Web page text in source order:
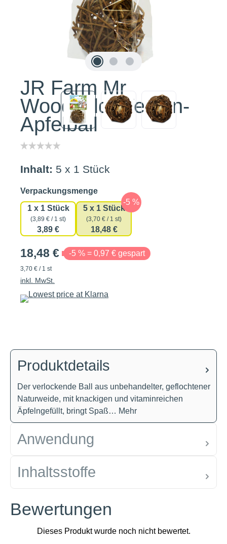
JR Farm Mr
Woodfield Weiden-
Apfelball
Inhalt: 5 x 1 Stück
Verpackungsmengeauswählen
1 x 1 Stück
(3,89 € / 1 st)
3,89 €
5 x 1 Stück
(3,70 € / 1 st)
18,48 €
18,48 € -5 % = 0,97 € gespart
3,70 € / 1 st
inkl. MwSt.
Produktdetails
Der verlockende Ball aus unbehandelter, geflochtener
Naturweide, mit knackigen und vitaminreichen
Äpfelngefüllt, bringt Spaß… Mehr
Anwendung
Inhaltsstoffe
Bewertungen